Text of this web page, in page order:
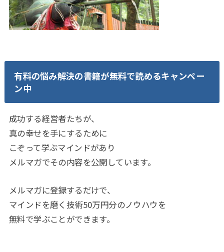
有料の悩み解決の書籍が無料で読めるキャンペー
ン中
成功する経営者たちが、
真の幸せを手にするために
こぞって学ぶマインドがあり
メルマガでその内容を公開しています。
メルマガに登録するだけで、
マインドを磨く技術50万円分のノウハウを
無料で学ぶことができます。